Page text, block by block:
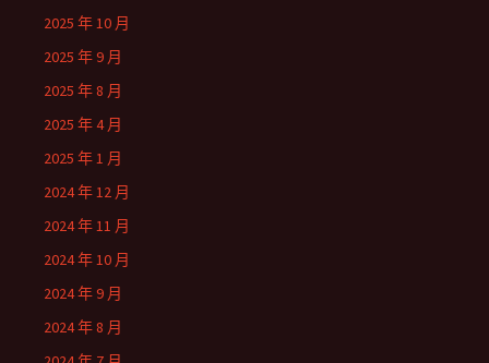
2025 年 10 月
2025 年 9 月
2025 年 8 月
2025 年 4 月
2025 年 1 月
2024 年 12 月
2024 年 11 月
2024 年 10 月
2024 年 9 月
2024 年 8 月